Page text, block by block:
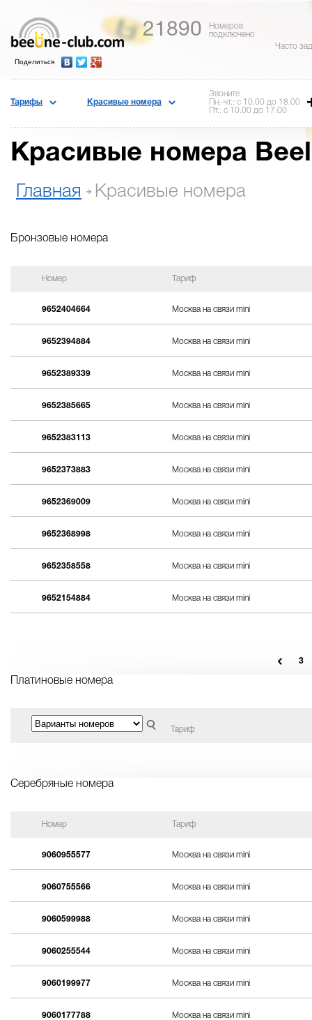
Поделиться
21890
Номеров
подключено
Часто
Тарифы Красивые номера
Звоните
Пн.-чт.: с 10.00 до 18.00
Пт.: с 10.00 до 17.00
Красивые номера
Главная Красивые номера
Бронзовые номера
Номер Тариф
9652404664 Москва на связи mini
9652394884 Москва на связи mini
9652389339 Москва на связи mini
9652385665 Москва на связи mini
9652383113 Москва на связи mini
9652373883 Москва на связи mini
9652369009 Москва на связи mini
9652368998 Москва на связи mini
9652358558 Москва на связи mini
9652154884 Москва на связи mini
3
Платиновые номера
Тариф
Серебряные номера
Номер Тариф
9060955577 Москва на связи mini
9060755566 Москва на связи mini
9060599988 Москва на связи mini
9060255544 Москва на связи mini
9060199977 Москва на связи mini
9060177788 Москва на связи mini